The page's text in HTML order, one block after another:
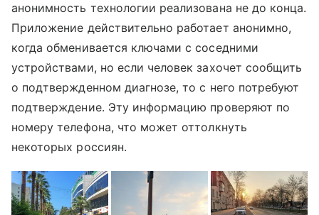
анонимность технологии реализована не до конца.
Приложение действительно работает анонимно,
когда обменивается ключами с соседними
устройствами, но если человек захочет сообщить
о подтвержденном диагнозе, то с него потребуют
подтверждение. Эту информацию проверяют по
номеру телефона, что может оттолкнуть
некоторых россиян.